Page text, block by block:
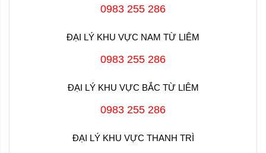
Tổng đài gas Petrolimex Hà Nội : 02343 868 6789 hoặc
0983 255 286
ĐẠI LÝ KHU VỰC NAM TỪ LIÊM
0983 255 286
ĐẠI LÝ KHU VỰC BẮC TỪ LIÊM
0983 255 286
ĐẠI LÝ KHU VỰC THANH TRÌ